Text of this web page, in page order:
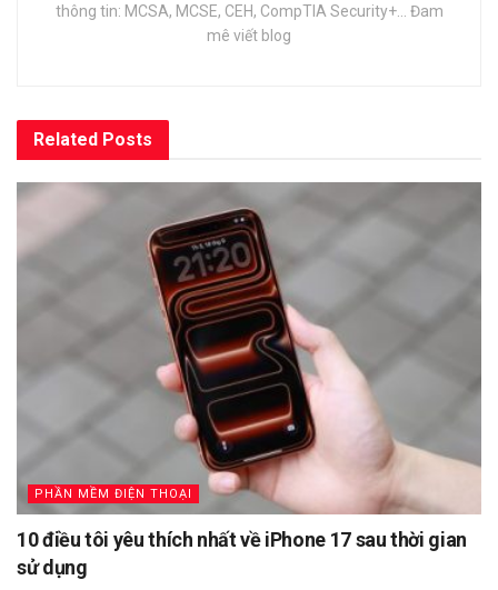
thông tin: MCSA, MCSE, CEH, CompTIA Security+... Đam
mê viết blog
Related Posts
PHẦN MỀM ĐIỆN THOẠI
10 điều tôi yêu thích nhất về iPhone 17 sau thời gian
sử dụng